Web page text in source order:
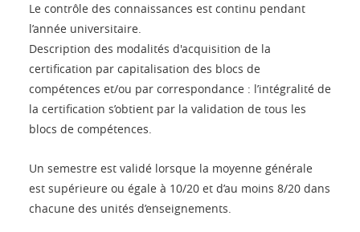
Le contrôle des connaissances est continu pendant
l’année universitaire.
Description des modalités d'acquisition de la
certification par capitalisation des blocs de
compétences et/ou par correspondance : l’intégralité de
la certification s’obtient par la validation de tous les
blocs de compétences.
Un semestre est validé lorsque la moyenne générale
est supérieure ou égale à 10/20 et d’au moins 8/20 dans
chacune des unités d’enseignements.